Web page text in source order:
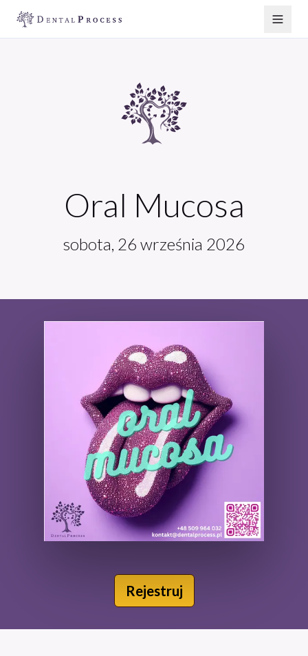
Oral Mucosa
sobota, 26 września 2026
Rejestruj